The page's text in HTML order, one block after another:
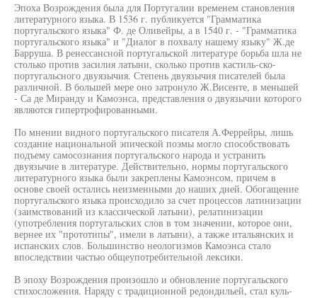
Эпоха Возрождения была для Португалии временем становления
литературного языка. В 1536 г. публикуется "Грамматика
португальского языка" Ф. де Оливейры, а в 1540 г. - "Грамматика
португальского языка" и "Диалог в похвалу нашему языку" Ж.де
Барруша. В ренессансной португальской литературе борьба шла не
столько против засилия латыни, сколько против кастиль-ско-
португальсного двуязычия. Степень двуязычия писателей была
различной. В большей мере оно затронуло Ж.Висенте, в меньшей
- Са де Миранду и Камоэнса, представления о двуязычии которого
являются гипертрофированными.
По мнении видного португальского писателя А.Феррейры, лишь
создание национальной эпической поэмы могло способствовать
подъему самосознания португальского народа и устранить
двуязычие в литературе. Действительно, нормы португальского
литературного языка были закреплены Камоэнсом, причем в
основе своей остались неизменными до наших дней. Обогащение
португальского языка происходило за счет процессов латинизации
(заимствований из классической латыни), релатинизации
(употребления португальских слов в том значении, которое они,
вернее их "прототипы", имели в латыни), а также итальянских и
испанских слов. Большинство неологизмов Камоэнса стало
впоследствии частью общеупотребительной лексики.
В эпоху Возрождения произошло и обновление португальского
стихосложения. Наряду с традиционной редондильей, стал куль-